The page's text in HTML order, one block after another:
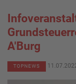
A'Burg
TOPNEWS